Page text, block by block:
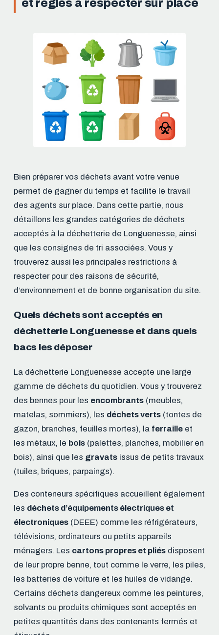
et règles à respecter sur place
Bien préparer vos déchets avant votre venue
permet de gagner du temps et facilite le travail
des agents sur place. Dans cette partie, nous
détaillons les grandes catégories de déchets
acceptés à la déchetterie de Longuenesse, ainsi
que les consignes de tri associées. Vous y
trouverez aussi les principales restrictions à
respecter pour des raisons de sécurité,
d’environnement et de bonne organisation du site.
Quels déchets sont acceptés en
déchetterie Longuenesse et dans quels
bacs les déposer
La déchetterie Longuenesse accepte une large
gamme de déchets du quotidien. Vous y trouverez
des bennes pour les encombrants (meubles,
matelas, sommiers), les déchets verts (tontes de
gazon, branches, feuilles mortes), la ferraille et
les métaux, le bois (palettes, planches, mobilier en
bois), ainsi que les gravats issus de petits travaux
(tuiles, briques, parpaings).
Des conteneurs spécifiques accueillent également
les déchets d’équipements électriques et
électroniques (DEEE) comme les réfrigérateurs,
télévisions, ordinateurs ou petits appareils
ménagers. Les cartons propres et pliés disposent
de leur propre benne, tout comme le verre, les piles,
les batteries de voiture et les huiles de vidange.
Certains déchets dangereux comme les peintures,
solvants ou produits chimiques sont acceptés en
petites quantités dans des contenants fermés et